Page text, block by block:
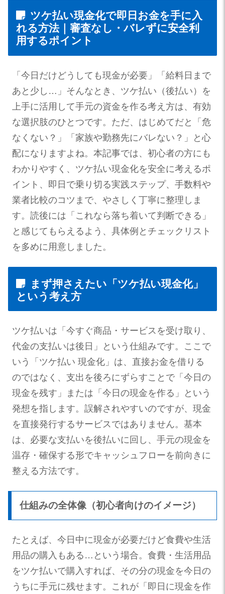
ツケ払い現金化で即日お金を手に入
れる方法｜審査なし・バレずに安全利
用するポイント
「今日だけどうしても現金が必要」「給料日まで
あと少し…」そんなとき、ツケ払い（後払い）を
上手に活用して手元の資金を作る考え方は、有効
な選択肢のひとつです。ただ、はじめてだと「危
なくない？」「家族や勤務先にバレない？」と心
配になりますよね。本記事では、初心者の方にも
わかりやすく、ツケ払い現金化を安全に考えるポ
イント、即日で乗り切る実践ステップ、手数料や
業者比較のコツまで、やさしく丁寧に整理しま
す。読後には「これなら落ち着いて判断できる」
と感じてもらえるよう、具体例とチェックリスト
を多めに用意しました。
まず押さえたい「ツケ払い現金化」
という考え方
ツケ払いは「今すぐ商品・サービスを受け取り、
代金の支払いは後日」という仕組みです。ここで
いう「ツケ払い 現金化」は、直接お金を借りる
のではなく、支出を後ろにずらすことで「今日の
現金を残す」または「今日の現金を作る」という
発想を指します。誤解されやすいのですが、現金
を直接発行するサービスではありません。基本
は、必要な支払いを後払いに回し、手元の現金を
温存・確保する形でキャッシュフローを前向きに
整える方法です。
仕組みの全体像（初心者向けのイメージ）
たとえば、今日中に現金が必要だけど食費や生活
用品の購入もある…という場合。食費・生活用品
をツケ払いで購入すれば、その分の現金を今日の
うちに手元に残せます。これが「即日に現金を作